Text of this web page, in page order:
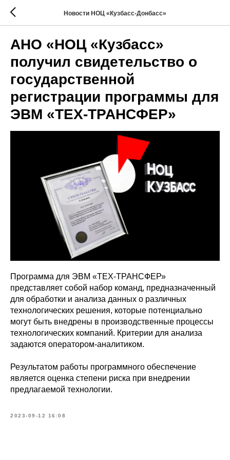
Новости НОЦ «Кузбасс-Донбасс»
АНО «НОЦ «Кузбасс»
получил свидетельство о
государственной
регистрации программы для
ЭВМ «ТЕХ-ТРАНСФЕР»
Программа для ЭВМ «ТЕХ-ТРАНСФЕР»
представляет собой набор команд, предназначенный
для обработки и анализа данных о различных
технологических решения, которые потенциально
могут быть внедрены в производственные процессы
технологических компаний. Критерии для анализа
задаются оператором-аналитиком.
Результатом работы программного обеспечение
является оценка степени риска при внедрении
предлагаемой технологии.
2023-09-12 16:08